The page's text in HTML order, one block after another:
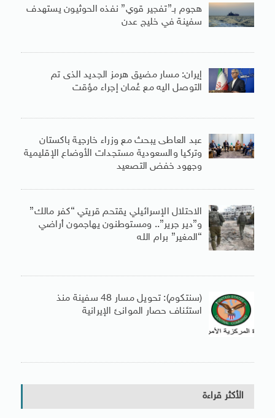
هجوم بـ”تفجير قوي” نفذه الحوثيون يستهدف
سفينة في خليج عدن
إيران: مسار مضيق هرمز الجديد الذى تم
التوصل اليه مع عُمان إجراء مؤقت
عبد العاطى يبحث مع وزراء خارجية باكستان
وتركيا والسعودية مستجدات الأوضاع الإقليمية
وجهود خفض التصعيد
الاحتلال الإسرائيلي يقتحم قريتي “كفر مالك”
و”دير جرير”.. ومستوطنون يهاجمون أراضي
“المغير” برام الله
(سنتكوم): تحويل مسار 48 سفينة منذ
استئناف حصار الموانئ الإيرانية
الأكثر قراءة